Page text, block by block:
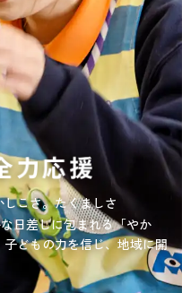
る介護、笑顔が溢れている
事業所の介護関連事業所を運
、今後ますます高まる介護
こさ。たくましさ
日差しに包まれる「やか
どもの力を信じ、地域に開
生の児童が放課後安心して
題・クラブ活動(英語・習字・
いる学童保育所です。
短期入所生活介護
居宅介護支援
公園
3丁目4番12号
先